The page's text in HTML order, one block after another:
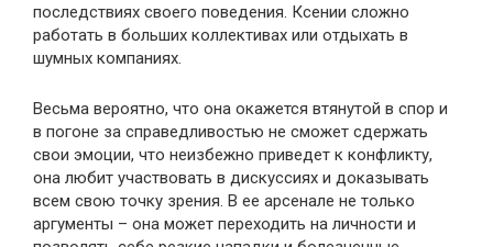
последствиях своего поведения. Ксении сложно
работать в больших коллективах или отдыхать в
шумных компаниях.
Весьма вероятно, что она окажется втянутой в спор и
в погоне за справедливостью не сможет сдержать
свои эмоции, что неизбежно приведет к конфликту,
она любит участвовать в дискуссиях и доказывать
всем свою точку зрения. В ее арсенале не только
аргументы – она может переходить на личности и